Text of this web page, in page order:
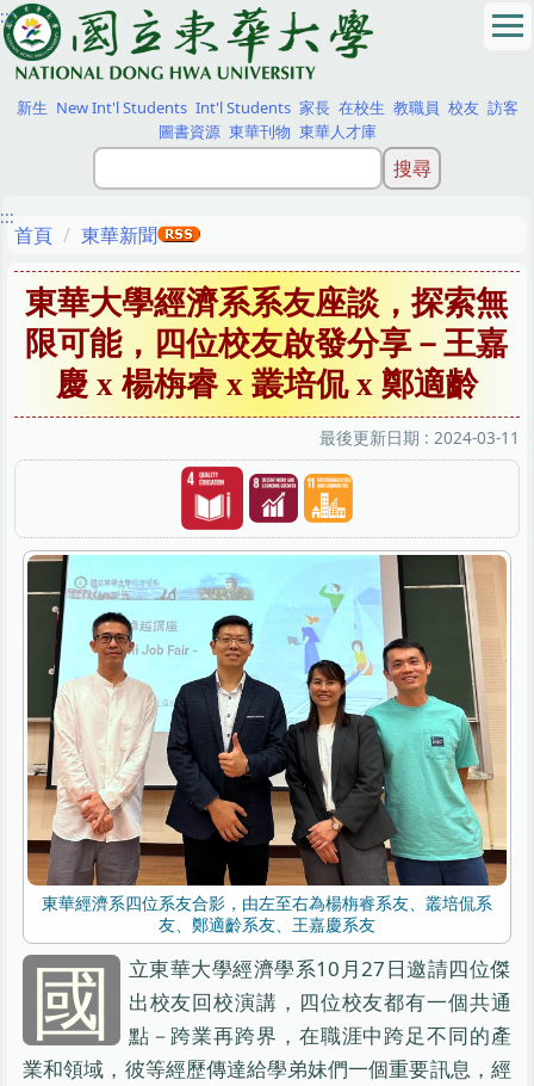
跳
到
主
要
內
:::
新生 New Int'l Students Int'l Students 家長 在校生 教職員 校友 訪客
圖書資源 東華刊物 東華人才庫
:::
首頁 東華新聞
東華大學經濟系系友座談，探索無
限可能，四位校友啟發分享－王嘉
慶 x 楊栴睿 x 叢培侃 x 鄭適齡
最後更新日期 : 2024-03-11
東華經濟系四位系友合影，由左至右為楊栴睿系友、叢培侃系
友、鄭適齡系友、王嘉慶系友
國
立東華大學經濟學系10月27日邀請四位傑
出校友回校演講，四位校友都有一個共通
點－跨業再跨界，在職涯中跨足不同的產
業和領域，彼等經歷傳達給學弟妹們一個重要訊息，經